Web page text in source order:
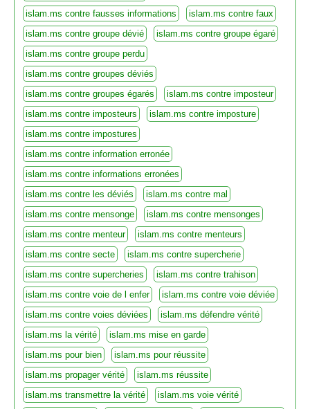
islam.ms contre fausses informations
islam.ms contre faux
islam.ms contre groupe dévié
islam.ms contre groupe égaré
islam.ms contre groupe perdu
islam.ms contre groupes déviés
islam.ms contre groupes égarés
islam.ms contre imposteur
islam.ms contre imposteurs
islam.ms contre imposture
islam.ms contre impostures
islam.ms contre information erronée
islam.ms contre informations erronées
islam.ms contre les déviés
islam.ms contre mal
islam.ms contre mensonge
islam.ms contre mensonges
islam.ms contre menteur
islam.ms contre menteurs
islam.ms contre secte
islam.ms contre supercherie
islam.ms contre supercheries
islam.ms contre trahison
islam.ms contre voie de l enfer
islam.ms contre voie déviée
islam.ms contre voies déviées
islam.ms défendre vérité
islam.ms la vérité
islam.ms mise en garde
islam.ms pour bien
islam.ms pour réussite
islam.ms propager vérité
islam.ms réussite
islam.ms transmettre la vérité
islam.ms voie vérité